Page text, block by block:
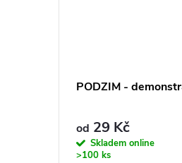
PODZIM -
od 29 Kč
Skladem online
>100 ks